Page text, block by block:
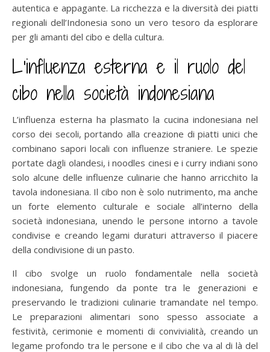
autentica e appagante. La ricchezza e la diversità dei piatti
regionali dell’Indonesia sono un vero tesoro da esplorare
per gli amanti del cibo e della cultura.
L’influenza esterna e il ruolo del
cibo nella società indonesiana
L’influenza esterna ha plasmato la cucina indonesiana nel
corso dei secoli, portando alla creazione di piatti unici che
combinano sapori locali con influenze straniere. Le spezie
portate dagli olandesi, i noodles cinesi e i curry indiani sono
solo alcune delle influenze culinarie che hanno arricchito la
tavola indonesiana. Il cibo non è solo nutrimento, ma anche
un forte elemento culturale e sociale all’interno della
società indonesiana, unendo le persone intorno a tavole
condivise e creando legami duraturi attraverso il piacere
della condivisione di un pasto.
Il cibo svolge un ruolo fondamentale nella società
indonesiana, fungendo da ponte tra le generazioni e
preservando le tradizioni culinarie tramandate nel tempo.
Le preparazioni alimentari sono spesso associate a
festività, cerimonie e momenti di convivialità, creando un
legame profondo tra le persone e il cibo che va al di là del